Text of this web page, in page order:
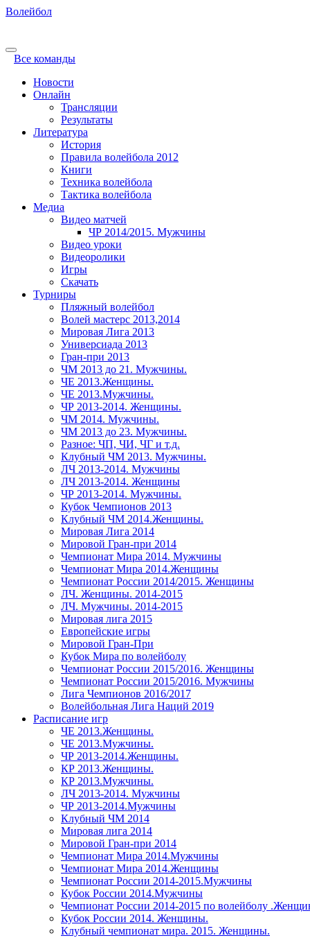
Волейбол
Все команды
Новости
Онлайн
Трансляции
Результаты
Литература
История
Правила волейбола 2012
Книги
Техника волейбола
Тактика волейбола
Медиа
Видео матчей
ЧР 2014/2015. Мужчины
Видео уроки
Видеоролики
Игры
Скачать
Турниры
Пляжный волейбол
Волей мастерс 2013,2014
Мировая Лига 2013
Универсиада 2013
Гран-при 2013
ЧМ 2013 до 21. Мужчины.
ЧЕ 2013.Женщины.
ЧЕ 2013.Мужчины.
ЧР 2013-2014. Женщины.
ЧМ 2014. Мужчины.
ЧМ 2013 до 23. Мужчины.
Разное: ЧП, ЧИ, ЧГ и т.д.
Клубный ЧМ 2013. Мужчины.
ЛЧ 2013-2014. Мужчины
ЛЧ 2013-2014. Женщины
ЧР 2013-2014. Мужчины.
Кубок Чемпионов 2013
Клубный ЧМ 2014.Женщины.
Мировая Лига 2014
Мировой Гран-при 2014
Чемпионат Мира 2014. Мужчины
Чемпионат Мира 2014.Женщины
Чемпионат России 2014/2015. Женщины
ЛЧ. Женщины. 2014-2015
ЛЧ. Мужчины. 2014-2015
Мировая лига 2015
Европейские игры
Мировой Гран-При
Кубок Мира по волейболу
Чемпионат России 2015/2016. Женщины
Чемпионат России 2015/2016. Мужчины
Лига Чемпионов 2016/2017
Волейбольная Лига Наций 2019
Расписание игр
ЧЕ 2013.Женщины.
ЧЕ 2013.Мужчины.
ЧР 2013-2014.Женщины.
КР 2013.Женщины.
КР 2013.Мужчины.
ЛЧ 2013-2014. Мужчины
ЧР 2013-2014.Мужчины
Клубный ЧМ 2014
Мировая лига 2014
Мировой Гран-при 2014
Чемпионат Мира 2014.Мужчины
Чемпионат Мира 2014.Женщины
Чемпионат России 2014-2015.Мужчины
Кубок России 2014.Мужчины
Чемпионат России 2014-2015 по волейболу
Кубок России 2014. Женщины.
Клубный чемпионат мира. 2015. Женщины.